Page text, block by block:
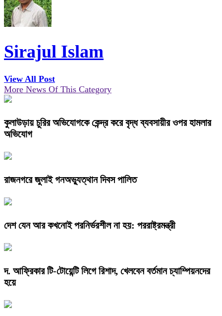
Sirajul Islam
View All Post
More News Of This Category
কুলাউড়ায় চুরির অভিযোগকে কেন্দ্র করে বৃদ্ধ ব্যবসায়ীর ওপর হামলার
অভিযোগ
রাজনগরে জুলাই গনঅভ্যুত্থান দিবস পালিত
দেশ যেন আর কখনোই পরনির্ভরশীল না হয়: পররাষ্ট্রমন্ত্রী
দ. আফ্রিকার টি-টোয়েন্টি লিগে রিশাদ, খেলবেন বর্তমান চ্যাম্পিয়নদের
হয়ে